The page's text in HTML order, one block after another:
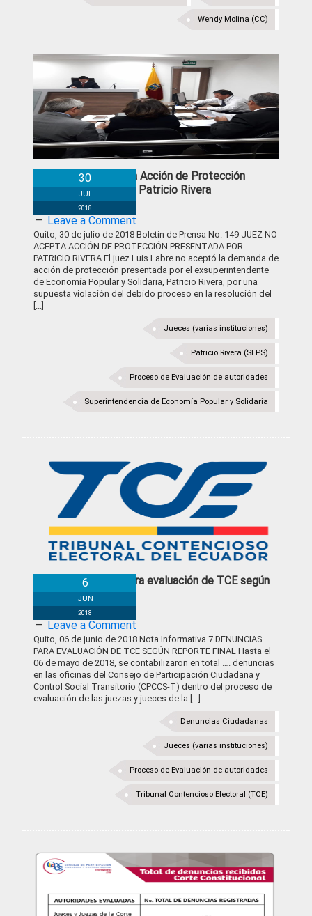
Wendy Molina (CC)
Juez no acepta Acción de Protección
presentada por Patricio Rivera
30
JUL
2018
Leave a Comment
Quito, 30 de julio de 2018 Boletín de Prensa No. 149 JUEZ NO
ACEPTA ACCIÓN DE PROTECCIÓN PRESENTADA POR
PATRICIO RIVERA El juez Luis Labre no aceptó la demanda de
acción de protección presentada por el exsuperintendente
de Economía Popular y Solidaria, Patricio Rivera, por una
supuesta violación del debido proceso en la resolución del
[...]
Jueces (varias instituciones)
Patricio Rivera (SEPS)
Proceso de Evaluación de autoridades
Superintendencia de Economía Popular y Solidaria
7 Denuncias para evaluación de TCE según
reporte final
6
JUN
2018
Leave a Comment
Quito, 06 de junio de 2018 Nota Informativa 7 DENUNCIAS
PARA EVALUACIÓN DE TCE SEGÚN REPORTE FINAL Hasta el
06 de mayo de 2018, se contabilizaron en total …. denuncias
en las oficinas del Consejo de Participación Ciudadana y
Control Social Transitorio (CPCCS-T) dentro del proceso de
evaluación de las juezas y jueces de la [...]
Denuncias Ciudadanas
Jueces (varias instituciones)
Proceso de Evaluación de autoridades
Tribunal Contencioso Electoral (TCE)